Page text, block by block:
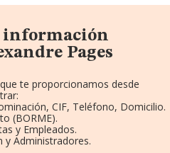
información
Pages
te proporcionamos desde
CIF, Teléfono, Domicilio.
(BORME).
y Empleados.
y Administradores.